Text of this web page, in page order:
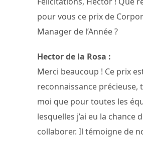
pour vous ce prix de
Manager de l’Année ?
Hector de la Rosa :
Merci beaucoup ! Ce prix
reconnaissance précieuse,
moi que pour toutes les
lesquelles j’ai eu la chance
collaborer. Il témoigne de